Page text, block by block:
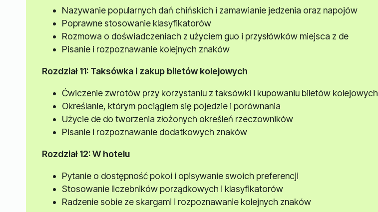
Nazywanie popularnych dań chińskich i zamawianie jedzenia oraz napojów
Poprawne stosowanie klasyfikatorów
Rozmowa o doświadczeniach z użyciem guo i przysłówków miejsca z de
Pisanie i rozpoznawanie kolejnych znaków
Rozdział 11: Taksówka i zakup biletów kolejowych
Ćwiczenie zwrotów przy korzystaniu z taksówki i kupowaniu biletów kolejowych
Określanie, którym pociągiem się pojedzie i porównania
Użycie de do tworzenia złożonych określeń rzeczowników
Pisanie i rozpoznawanie dodatkowych znaków
Rozdział 12: W hotelu
Pytanie o dostępność pokoi i opisywanie swoich preferencji
Stosowanie liczebników porządkowych i klasyfikatorów
Radzenie sobie ze skargami i rozpoznawanie kolejnych znaków